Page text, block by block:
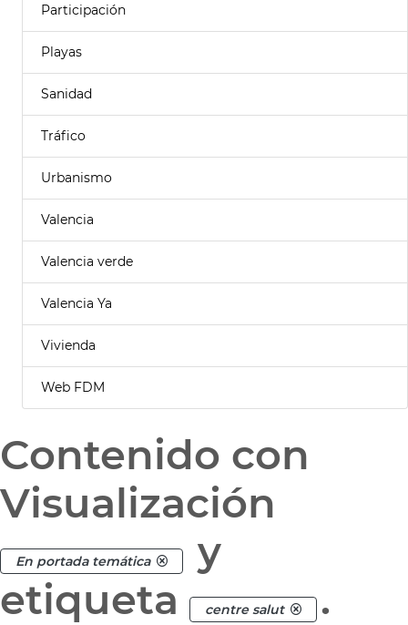
Participación
Playas
Sanidad
Tráfico
Urbanismo
Valencia
Valencia verde
Valencia Ya
Vivienda
Web FDM
Contenido con
Visualización
En portada temática
y
etiqueta
centre salut .